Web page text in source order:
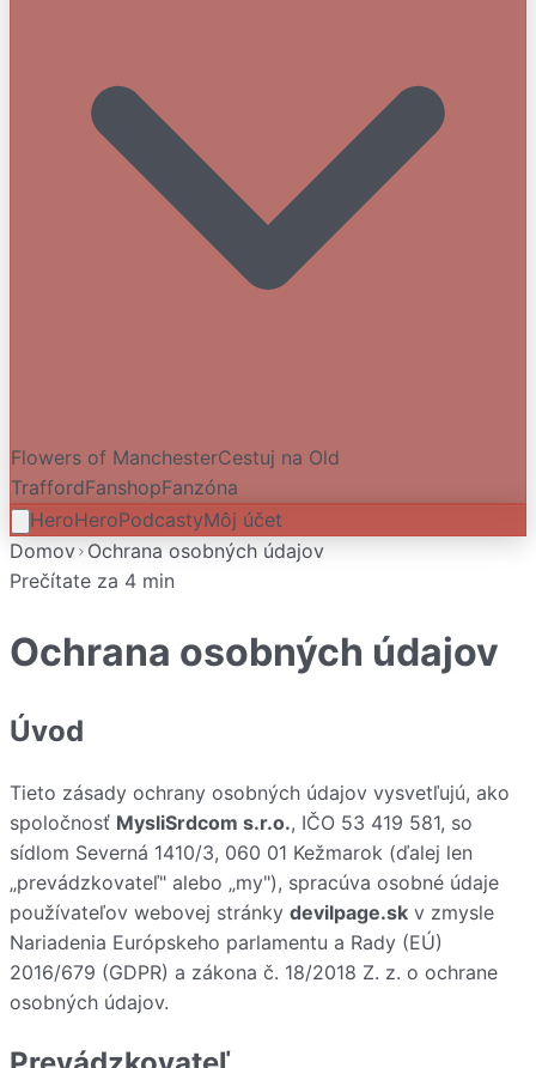
Flowers of ManchesterCestuj na Old
TraffordFanshopFanzóna
HeroHeroPodcastyMôj účet
Domov Ochrana osobných údajov
Prečítate za 4 min
Ochrana osobných údajov
Úvod
Tieto zásady ochrany osobných údajov vysvetľujú, ako
spoločnosť MysliSrdcom s.r.o., IČO 53 419 581, so
sídlom Severná 1410/3, 060 01 Kežmarok (ďalej len
„prevádzkovateľ" alebo „my"), spracúva osobné údaje
používateľov webovej stránky devilpage.sk v zmysle
Nariadenia Európskeho parlamentu a Rady (EÚ)
2016/679 (GDPR) a zákona č. 18/2018 Z. z. o ochrane
osobných údajov.